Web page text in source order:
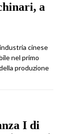
a
cinese
nel primo
produzione
I di